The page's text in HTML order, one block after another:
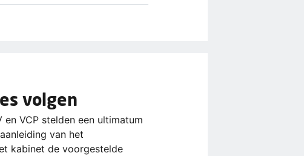
volgen
en VCP stelden een ultimatum
van het
kabinet de voorgestelde